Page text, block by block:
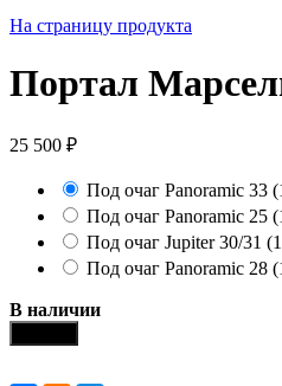
На страницу продукта
Портал
25 500 ₽
Под очаг Panoramic 33
Под очаг Panoramic 25
Под очаг Jupiter 30/31
Под очаг Panoramic 28
В наличии